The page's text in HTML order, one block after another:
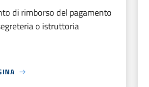
di rimborso del pagamento
o istruttoria